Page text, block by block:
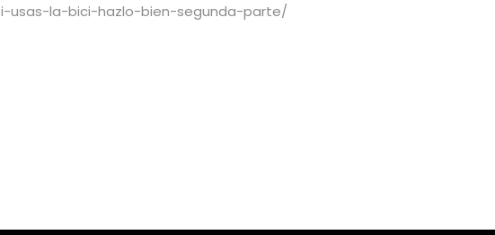
usas-la-bici-hazlo-bien-segunda-parte/